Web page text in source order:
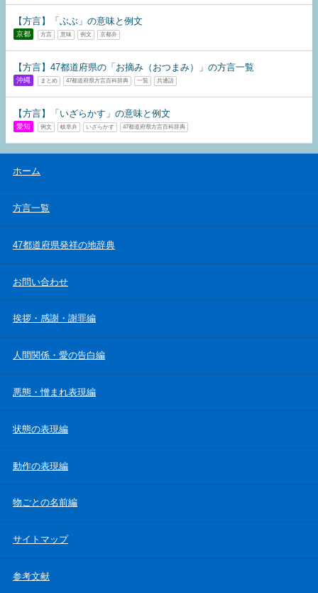
【方言】「ぶぶ」の意味と例文
京都 方言 意味 例文 京都弁
【方言】47都道府県の「お摘み（おつまみ）」の方言一覧
沖縄 まとめ 47都道府県方言百科辞典 一覧 共通語
【方言】「いざらかす」の意味と例文
愛知 例文 岐阜弁 いざらかす 47都道府県方言百科辞典
ホーム
方言一覧
47都道府県発祥の地辞典
お問い合わせ
挨拶・感謝・謝罪編
人間関係・愛の告白編
悪態・憎まれ表現編
状態の表現編
動作の表現編
物ごとの名前編
サイトマップ
参考文献